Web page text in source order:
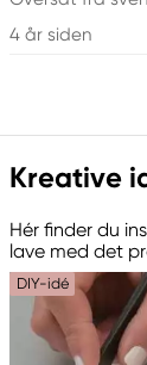
4 år siden
Kreative
Hér finder du
lave med det
DIY-idé